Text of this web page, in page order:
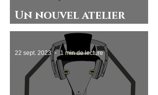
Un nouvel atelier
couture au lycée !
22 sept. 2023 1 min de lecture